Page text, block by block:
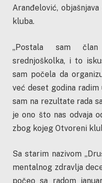
Aranđelović,
kluba.
„Postala sam
srednjoškolka, i to
sam počela da
već deset godina
sam na rezultate rada
je ono što nas odvaja
zbog kojeg Otvoreni
Sa starim nazivom
mentalnog zdravlja
počeo sa radom